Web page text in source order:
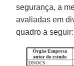
segurança, a
avaliadas em
quadro a seguir: